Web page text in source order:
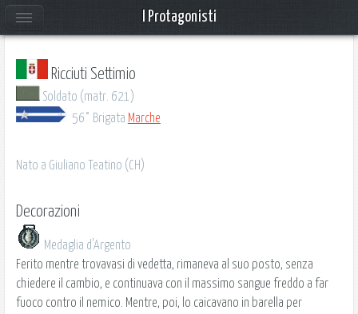
Ricciuti Settimio
Soldato (matr. 621)
56° Brigata Marche
Nato a Giuliano Teatino (CH)
Decorazioni
Medaglia d'Argento
Ferito mentre trovavasi di vedetta, rimaneva al suo posto, senza
chiedere il cambio, e continuava con il massimo sangue freddo a far
fuoco contro il nemico. Mentre, poi, lo caicavano in barella per
I Protagonisti